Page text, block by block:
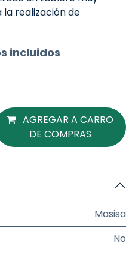
realización de
incluidos
AGREGAR A CARRO
DE COMPRAS
Masisa
No